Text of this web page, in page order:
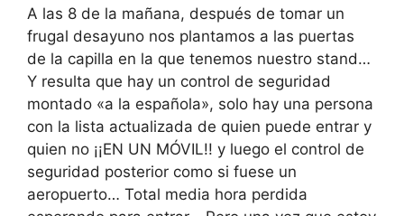
A las 8 de la mañana, después de tomar un
frugal desayuno nos plantamos a las puertas
de la capilla en la que tenemos nuestro stand…
Y resulta que hay un control de seguridad
montado «a la española», solo hay una persona
con la lista actualizada de quien puede entrar y
quien no ¡¡EN UN MÓVIL!! y luego el control de
seguridad posterior como si fuese un
aeropuerto… Total media hora perdida